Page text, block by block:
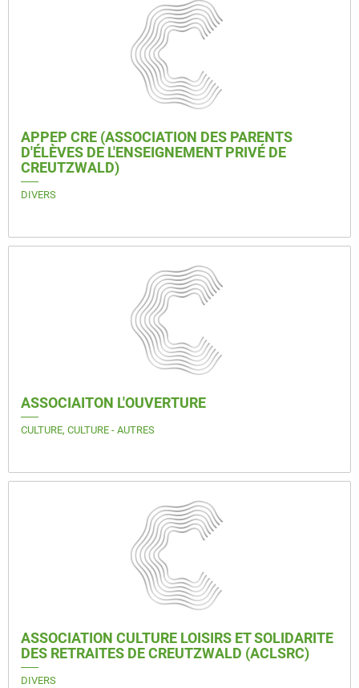
APPEP CRE (ASSOCIATION DES PARENTS
D'ÉLÈVES DE L'ENSEIGNEMENT PRIVÉ DE
CREUTZWALD)
DIVERS
ASSOCIAITON L'OUVERTURE
CULTURE, CULTURE - AUTRES
ASSOCIATION CULTURE LOISIRS ET SOLIDARITE
DES RETRAITES DE CREUTZWALD (ACLSRC)
DIVERS